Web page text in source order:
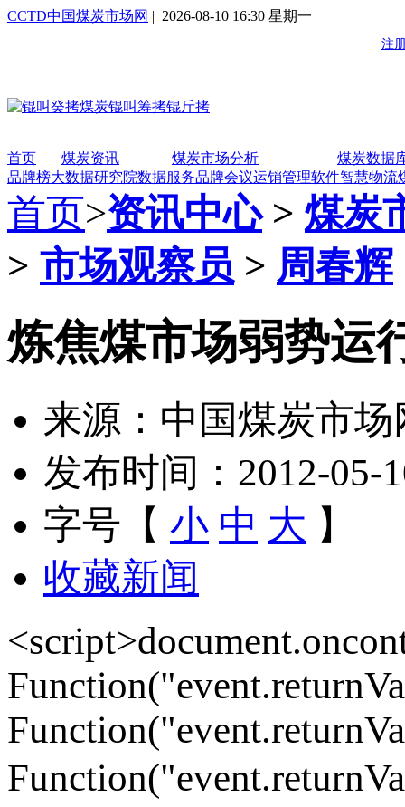
CCTD中国煤炭市场网 | 2026-08-10 16:30 星期一
首页 煤炭资讯 煤炭市场分析
煤炭数据
品牌榜大数据研究院数据服务品牌会议运销管理软件智慧物流
首页>资讯中心> 煤炭
> 市场观察员 > 周春辉
炼焦煤市场弱势运
来源：中国煤炭市场
发布时间：2012-05-
字号【 小 中 大 】
收藏新闻